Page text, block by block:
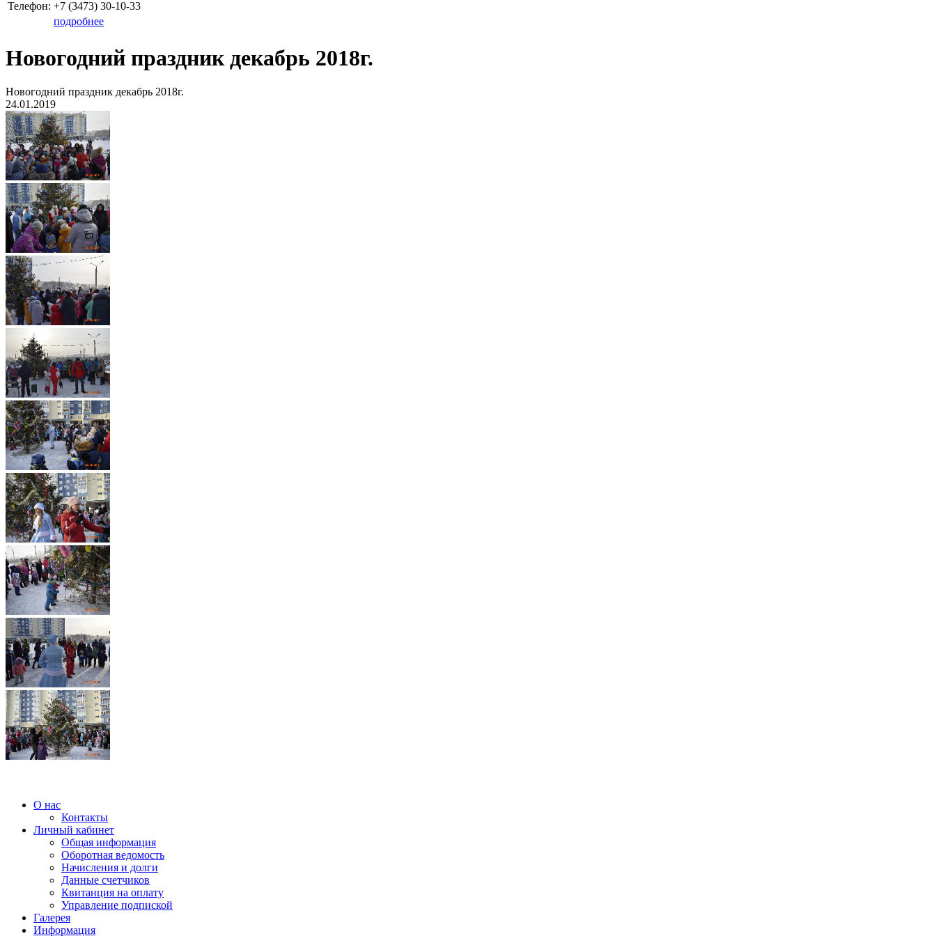
Телефон: +7 (3473) 30-10-33
подробнее
Новогодний праздник декабрь 2018г.
Новогодний праздник декабрь 2018г.
24.01.2019
О нас
Контакты
Личный кабинет
Общая информация
Оборотная ведомость
Начисления и долги
Данные счетчиков
Квитанция на оплату
Управление подпиской
Галерея
Информация